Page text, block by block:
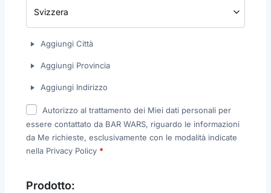
Svizzera
Aggiungi Città
Aggiungi Provincia
Aggiungi Indirizzo
Autorizzo al trattamento dei Miei dati personali per
essere contattato da BAR WARS, riguardo le informazioni
da Me richieste, esclusivamente con le modalità indicate
nella Privacy Policy *
Prodotto: